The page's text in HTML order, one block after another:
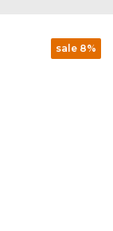
sale 8%